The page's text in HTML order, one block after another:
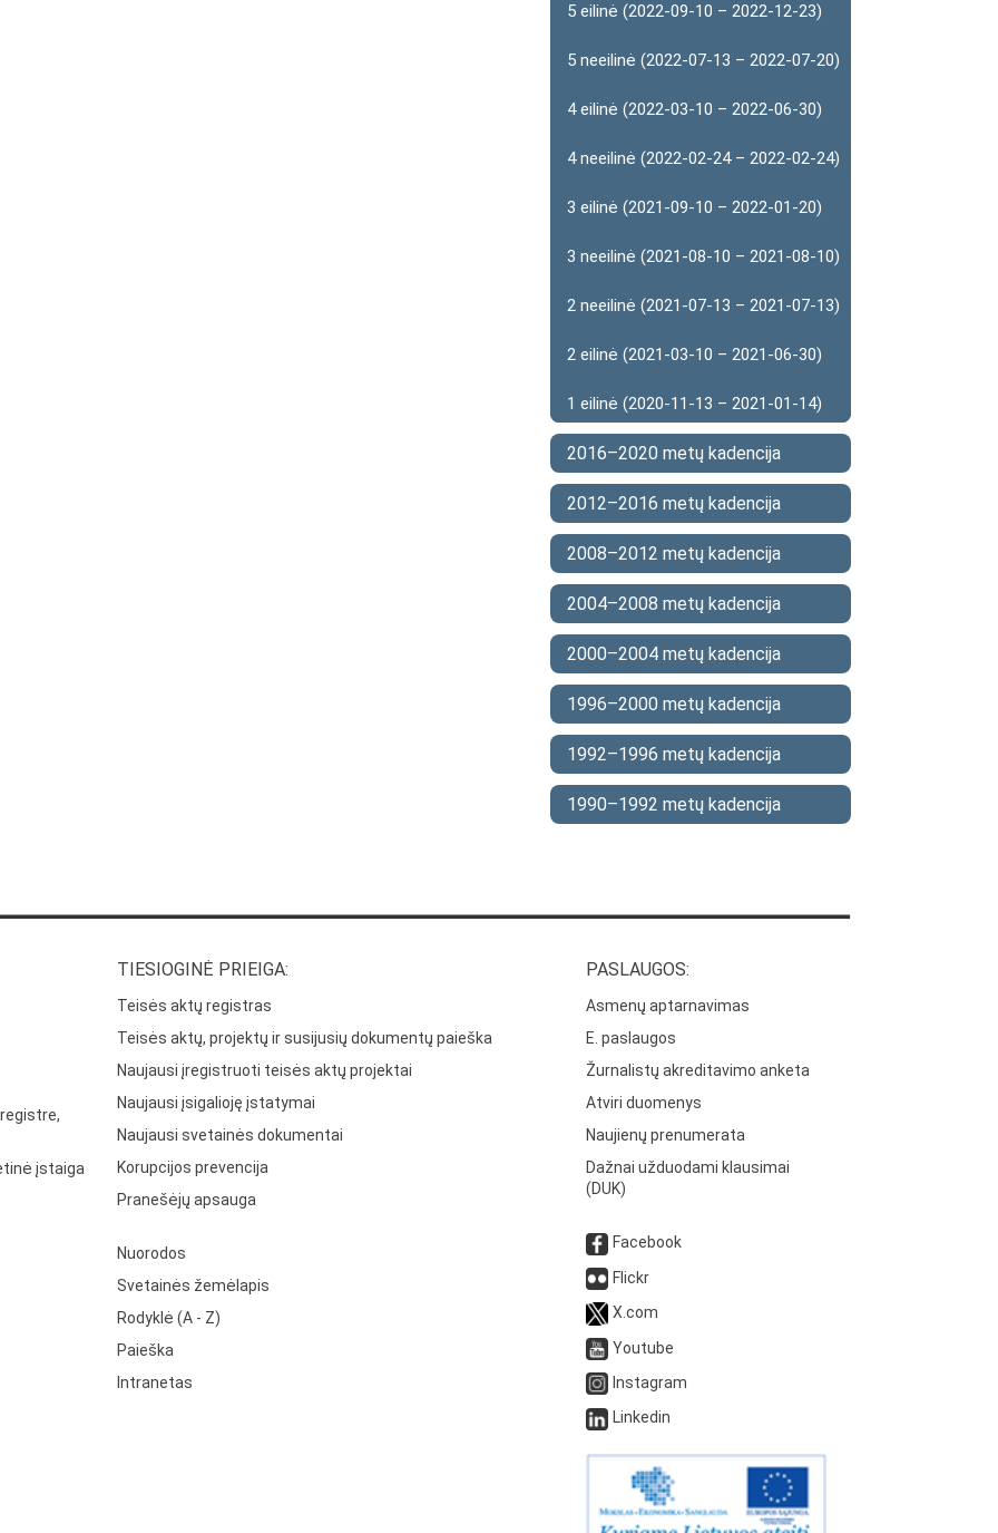
5 eilinė (2022-09-10 – 2022-12-23)
5 neeilinė (2022-07-13 – 2022-07-20)
4 eilinė (2022-03-10 – 2022-06-30)
4 neeilinė (2022-02-24 – 2022-02-24)
3 eilinė (2021-09-10 – 2022-01-20)
3 neeilinė (2021-08-10 – 2021-08-10)
2 neeilinė (2021-07-13 – 2021-07-13)
2 eilinė (2021-03-10 – 2021-06-30)
1 eilinė (2020-11-13 – 2021-01-14)
2016–2020 metų kadencija
2012–2016 metų kadencija
2008–2012 metų kadencija
2004–2008 metų kadencija
2000–2004 metų kadencija
1996–2000 metų kadencija
1992–1996 metų kadencija
1990–1992 metų kadencija
įstaiga
TIESIOGINĖ PRIEIGA:
Teisės aktų registras
Teisės aktų, projektų ir susijusių dokumentų paieška
Naujausi įregistruoti teisės aktų projektai
Naujausi įsigalioję įstatymai
Naujausi svetainės dokumentai
Korupcijos prevencija
Pranešėjų apsauga
Nuorodos
Svetainės žemėlapis
Rodyklė (A - Z)
Paieška
Intranetas
PASLAUGOS:
Asmenų aptarnavimas
E. paslaugos
Žurnalistų akreditavimo anketa
Atviri duomenys
Naujienų prenumerata
Dažnai užduodami klausimai
(DUK)
Facebook
Flickr
X.com
Youtube
Instagram
Linkedin